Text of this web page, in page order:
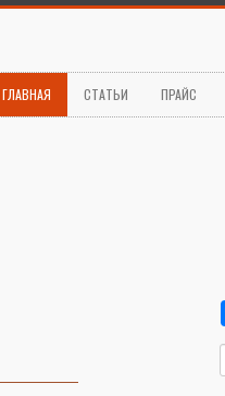
ГЛАВНАЯ СТАТЬИ ПРАЙС